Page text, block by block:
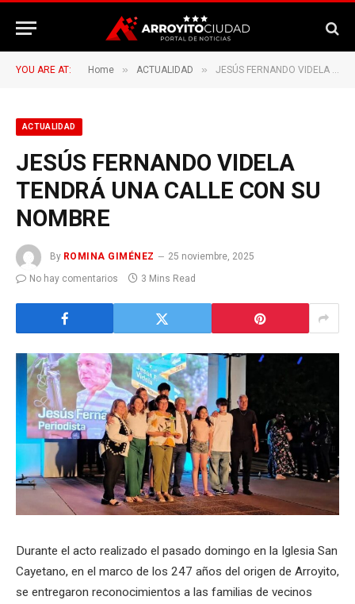
YOU ARE AT: Home » ACTUALIDAD » JESÚS FERNANDO VIDELA TENDRÁ UNA CALLE CON SU NOMBRE
ACTUALIDAD
JESÚS FERNANDO VIDELA
TENDRÁ UNA CALLE CON SU
NOMBRE
By ROMINA GIMÉNEZ
25 noviembre, 2025
No hay comentarios
3 Mins Read
Durante el acto realizado el pasado domingo en la Iglesia San
Cayetano, en el marco de los 247 años del origen de Arroyito,
se entregaron reconocimientos a las familias de vecinos